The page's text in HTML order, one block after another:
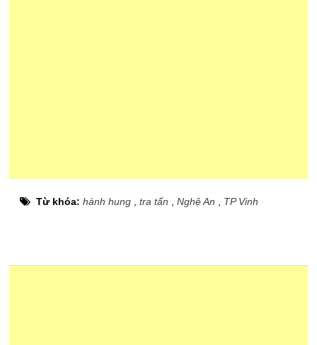
Từ khóa:hành hung ,tra tấn ,Nghệ An TP Vinh